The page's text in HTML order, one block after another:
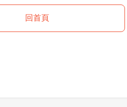
回首頁
登出